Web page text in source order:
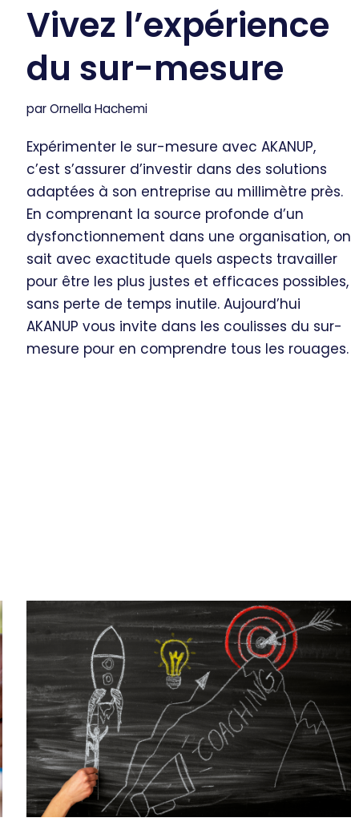
Vivez l’expérience
du sur-mesure
parOrnella Hachemi
Expérimenter le sur-mesure avec AKANUP,
c’est s’assurer d’investir dans des solutions
adaptées à son entreprise au millimètre près.
En comprenant la source profonde d’un
dysfonctionnement dans une organisation, on
sait avec exactitude quels aspects travailler
pour être les plus justes et efficaces possibles,
sans perte de temps inutile. Aujourd’hui
AKANUP vous invite dans les coulisses du sur-
mesure pour en comprendre tous les rouages.